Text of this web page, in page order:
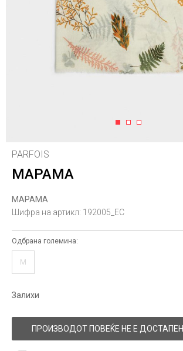
1 2 3
PARFOIS
МАРАМА
МАРАМА
Шифра на артикл: 192005_EC
Одбрана големина:
M
Залихи
ПРОИЗВОДОТ ПОВЕЌЕ НЕ Е ДОСТАПЕН